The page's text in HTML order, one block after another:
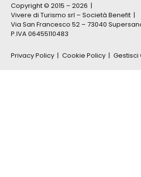
Copyright © 2015 – 2026
Vivere di Turismo srl – Società Benefit
Via San Francesco 52 – 73040
P.IVA 06455110483
Privacy Policy Cookie Policy Gestisci